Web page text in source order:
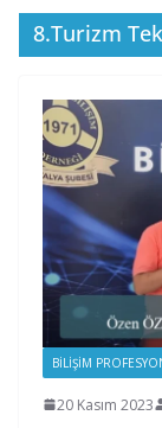
8.Turizm
BILIŞIM
20 Kasım 2023